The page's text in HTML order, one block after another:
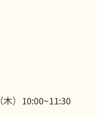
）10:00~11:30